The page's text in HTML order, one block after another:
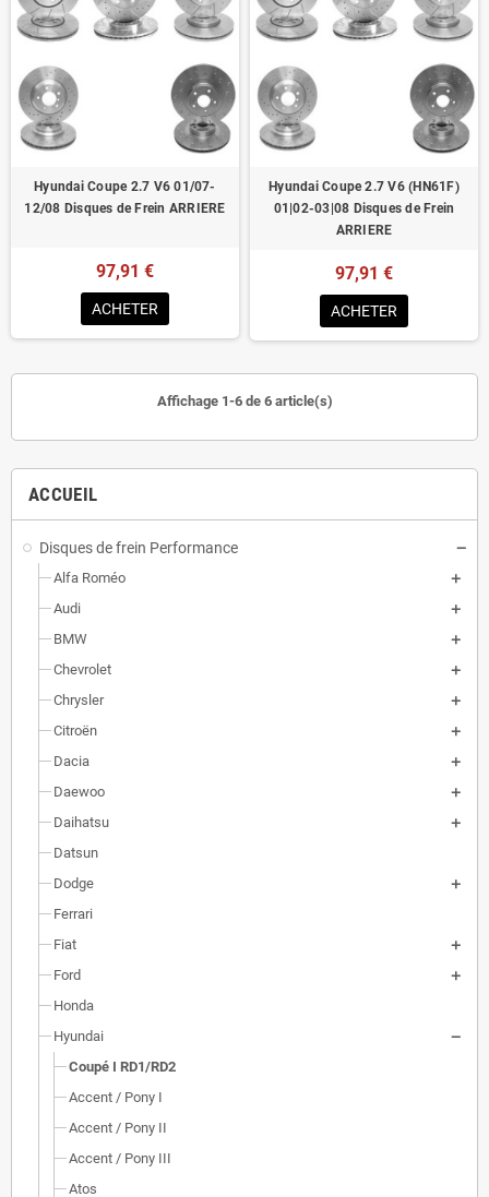
ACCUEIL
Disques de frein Performance
Alfa Roméo
Audi
BMW
Chevrolet
Chrysler
Citroën
Dacia
Daewoo
Daihatsu
Datsun
Dodge
Ferrari
Fiat
Ford
Honda
Hyundai
Coupé I RD1/RD2
Accent / Pony I
Accent / Pony II
Accent / Pony III
Atos
Hyundai Coupe 2.7 V6 01/07-
12/08 Disques de Frein ARRIERE
97,91 €
ACHETER
Hyundai Coupe 2.7 V6 (HN61F)
01|02-03|08 Disques de Frein
ARRIERE
97,91 €
ACHETER
Affichage 1-6 de 6 article(s)